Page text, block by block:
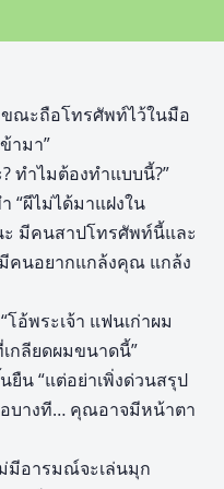
ขณะถือโทรศัพท์ไว้ในมือ
ามา”
ทำไมต้องทำแบบนี้?”
“ผีไม่ได้มาแฝงใน
ะ มีคนสาปโทรศัพท์นี้และ
คนอยากแกล้งคุณ แกล้ง
อ้พระเจ้า แฟนเก่าผม
กลียดผมขนาดนี้”
ยืน “แต่อย่าเพิ่งด่วนสรุป
บางที… คุณอาจมีหน้าตา
มีอารมณ์จะเล่นมุก